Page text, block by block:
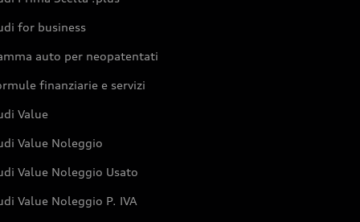
for business
auto per neopatentati
finanziarie e servizi
Value
Value Noleggio
Value Noleggio Usato
Value Noleggio P. IVA